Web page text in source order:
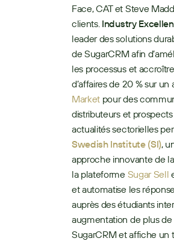
Face, CAT et Steve
clients. Industry
leader des solutions
de SugarCRM afin
les processus et
d’affaires de 20 % sur
Market pour des
distributeurs et
actualités sectorielles
Swedish Institute (SI),
approche innovante de
la plateforme Sugar Sell
et automatise les
auprès des étudiants
augmentation de plus
SugarCRM et affiche un